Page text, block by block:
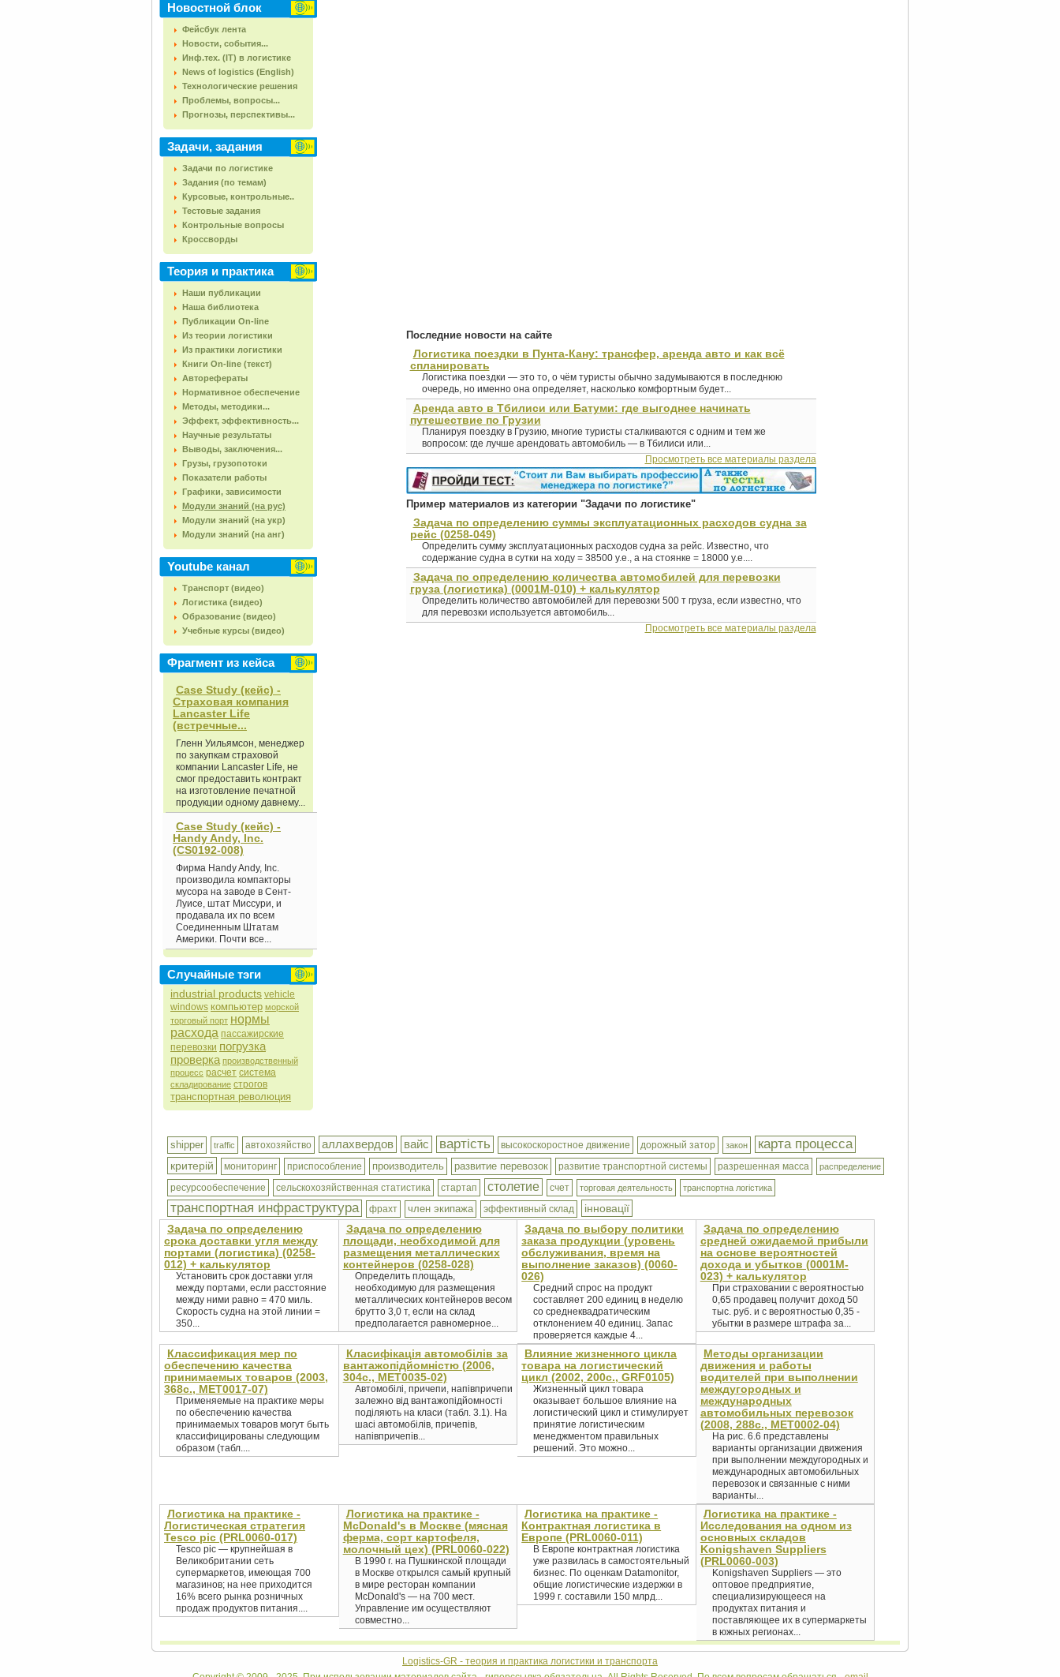
Новостной блок
Фейсбук лента
Новости, события...
Инф.тех. (IT) в логистике
News of logistics (English)
Технологические решения
Проблемы, вопросы...
Прогнозы, перспективы...
Задачи, задания
Задачи по логистике
Задания (по темам)
Курсовые, контрольные..
Тестовые задания
Контрольные вопросы
Кроссворды
Теория и практика
Наши публикации
Наша библиотека
Публикации On-line
Из теории логистики
Из практики логистики
Книги On-line (текст)
Авторефераты
Нормативное обеспечение
Методы, методики...
Эффект, эффективность...
Научные результаты
Выводы, заключения...
Грузы, грузопотоки
Показатели работы
Графики, зависимости
Модули знаний (на рус)
Модули знаний (на укр)
Модули знаний (на анг)
Youtube канал
Транспорт (видео)
Логистика (видео)
Образование (видео)
Учебные курсы (видео)
Фрагмент из кейса
Case Study (кейс) -
Страховая компания
Lancaster Life
(встречные...
Гленн Уильямсон, менеджер
по закупкам страховой
компании Lancaster Life, не
смог предоставить контракт
на изготовление печатной
продукции одному давнему...
Case Study (кейс) -
Handy Andy, Inc.
(CS0192-008)
Фирма Handy Andy, Inc.
производила компакторы
мусора на заводе в Сент-
Луисе, штат Миссури, и
продавала их по всем
Соединенным Штатам
Америки. Почти все...
Случайные тэги
industrial products vehicle
windows компьютер морской
торговый порт нормы
расхода пассажирские
перевозки погрузка
проверка производственный
процесс расчет система
складирование строгов
транспортная революция
Последние новости на сайте
Логистика поездки в Пунта-Кану: трансфер, аренда авто и как всё
спланировать
Логистика поездки — это то, о чём туристы обычно задумываются в последнюю
очередь, но именно она определяет, насколько комфортным будет...
Аренда авто в Тбилиси или Батуми: где выгоднее начинать
путешествие по Грузии
Планируя поездку в Грузию, многие туристы сталкиваются с одним и тем же
вопросом: где лучше арендовать автомобиль — в Тбилиси или...
Просмотреть все материалы раздела
Пример материалов из категории "Задачи по логистике"
Задача по определению суммы эксплуатационных расходов судна за
рейс (0258-049)
Определить сумму эксплуатационных расходов судна за рейс. Известно, что
содержание судна в сутки на ходу = 38500 у.е., а на стоянке = 18000 у.е....
Задача по определению количества автомобилей для перевозки
груза (логистика) (0001М-010) + калькулятор
Определить количество автомобилей для перевозки 500 т груза, если известно, что
для перевозки используется автомобиль...
Просмотреть все материалы раздела
shipper traffic автохозяйство аллахвердов вайс вартість высокоскоростное движение дорожный затор закон карта процесса
критерій мониторинг приспособление производитель развитие перевозок развитие транспортной системы разрешенная масса распределение
ресурсообеспечение сельскохозяйственная статистика стартап столетие счет торговая деятельность транспортна логістика
транспортная инфраструктура фрахт член экипажа эффективный склад
інновації
Задача по определению
срока доставки угля между
портами (логистика) (0258-
012) + калькулятор
Установить срок доставки угля
между портами, если расстояние
между ними равно = 470 миль.
Скорость судна на этой линии =
350...
Задача по определению
площади, необходимой для
размещения металлических
контейнеров (0258-028)
Определить площадь,
необходимую для размещения
металлических контейнеров весом
брутто 3,0 т, если на склад
предполагается равномерное...
Задача по выбору политики
заказа продукции (уровень
обслуживания, время на
выполнение заказов) (0060-
026)
Средний спрос на продукт
составляет 200 единиц в неделю
со среднеквадратическим
отклонением 40 единиц. Запас
проверяется каждые 4...
Задача по определению
средней ожидаемой прибыли
на основе вероятностей
дохода и убытков (0001M-
023) + калькулятор
При страховании с вероятностью
0,65 продавец получит доход 50
тыс. руб. и с вероятностью 0,35 -
убытки в размере штрафа за...
Классификация мер по
обеспечению качества
принимаемых товаров (2003,
368с., MET0017-07)
Применяемые на практике меры
по обеспечению качества
принимаемых товаров могут быть
классифицированы следующим
образом (табл....
Класифікація автомобілів за
вантажопідйомністю (2006,
304с., MET0035-02)
Автомобілі, причепи, напівпричепи
залежно від вантажопідйомності
поділяють на класи (табл. 3.1). На
шасі автомобілів, причепів,
напівпричепів...
Влияние жизненного цикла
товара на логистический
цикл (2002, 200с., GRF0105)
Жизненный цикл товара
оказывает большое влияние на
логистический цикл и стимулирует
принятие логистическим
менеджментом правильных
решений. Это можно...
Методы организации
движения и работы
водителей при выполнении
междугородных и
международных
автомобильных перевозок
(2008, 288с., MET0002-04)
На рис. 6.6 представлены
варианты организации движения
при выполнении междугородных и
международных автомобильных
перевозок и связанные с ними
варианты...
Логистика на практике -
Логистическая стратегия
Tesco pic (PRL0060-017)
Tesco pic — крупнейшая в
Великобритании сеть
супермаркетов, имеющая 700
магазинов; на нее приходится
16% всего рынка розничных
продаж продуктов питания....
Логистика на практике -
McDonald's в Москве (мясная
ферма, сорт картофеля,
молочный цех) (PRL0060-022)
В 1990 г. на Пушкинской площади
в Москве открылся самый крупный
в мире ресторан компании
McDonald's — на 700 мест.
Управление им осуществляют
совместно...
Логистика на практике -
Контрактная логистика в
Европе (PRL0060-011)
В Европе контрактная логистика
уже развилась в самостоятельный
бизнес. По оценкам Datamonitor,
общие логистические издержки в
1999 г. составили 150 млрд...
Логистика на практике -
Исследования на одном из
основных складов
Konigshaven Suppliers
(PRL0060-003)
Konigshaven Suppliers — это
оптовое предприятие,
специализирующееся на
продуктах питания и
поставляющее их в супермаркеты
в южных регионах...
Logistics-GR - теория и практика логистики и транспорта